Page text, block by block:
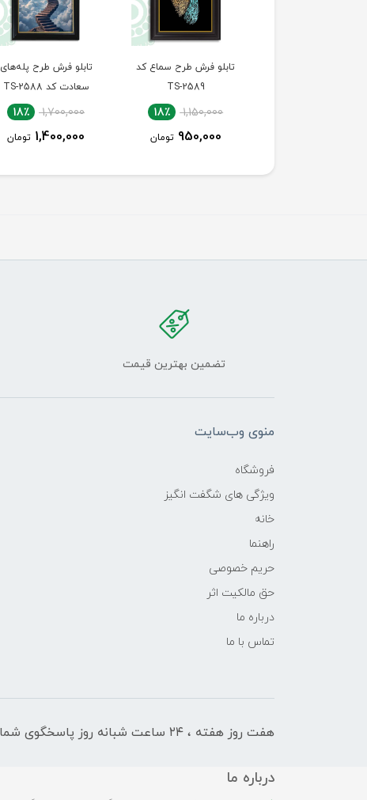
تابلو فرش طرح سماع کد
TS-2589
1,150,000 18٪
950,000 تومان
تابلو فرش طرح پله‌های
سعادت کد TS-2588
1,700,000 18٪
1,400,000 تومان
تضمین بهترین قیمت
منوی وب‌سایت
فروشگاه
ویژگی های شگفت انگیز
خانه
راهنما
حریم خصوصی
حق مالکیت اثر
درباره ما
تماس با ما
هفت روز هفته ، ۲۴ ساعت شبانه‌ روز پاسخگوی شما هستیم
درباره ما